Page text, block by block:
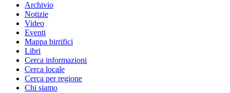
Archivio
Notizie
Video
Eventi
Mappa birrifici
Libri
Cerca informazioni
Cerca locale
Cerca per regione
Chi siamo